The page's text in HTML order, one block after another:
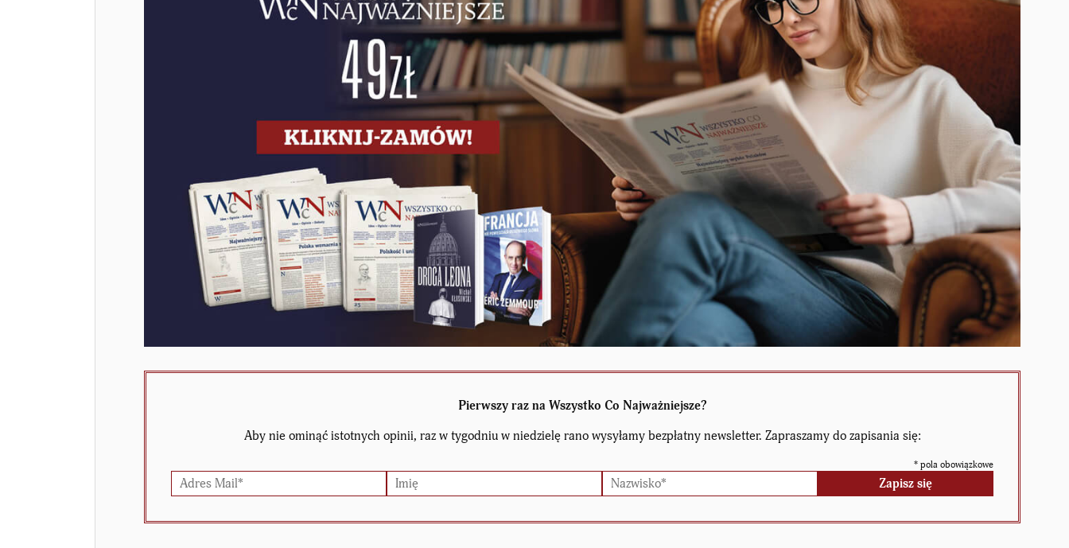
Pierwszy raz na Wszystko Co Najważniejsze?
Aby nie ominąć istotnych opinii, raz w tygodniu w niedzielę rano wysyłamy bezpłatny newsletter. Zapraszamy do zapisania się:
*pola obowiązkowe